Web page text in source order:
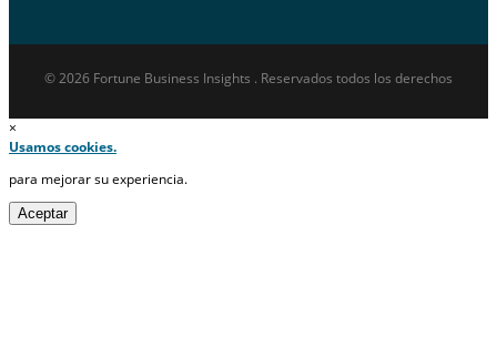
© 2026 Fortune Business Insights . Reservados todos los derechos
×
Usamos cookies.
para mejorar su experiencia.
Aceptar